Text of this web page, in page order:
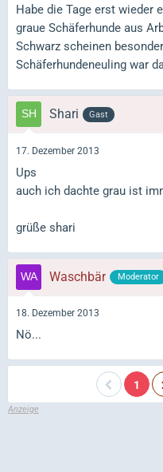
Habe die Tage erst wieder
graue Schäferhunde aus
Schwarz scheinen
Schäferhundeneuling war
Shari Gast
17. Dezember 2013
Ups
auch ich dachte grau ist
grüße shari
Waschbär Moderator
18. Dezember 2013
Nö...
1